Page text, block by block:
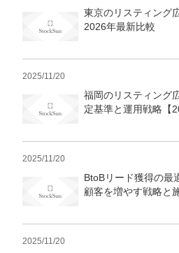
東京のリスティング
2026年最新比較
2025/11/20
福岡のリスティング
定基準と運用戦略【
2025/11/20
BtoBリード獲得の最
顧客を増やす戦略と
2025/11/20